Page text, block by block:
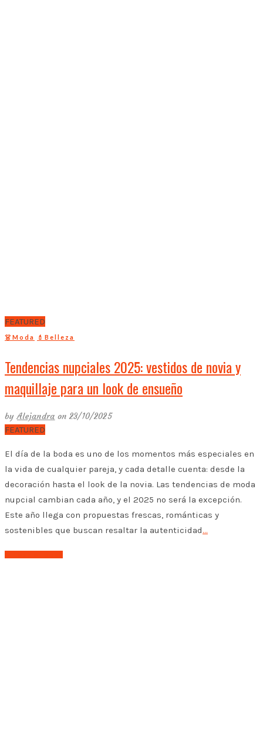
FEATURED
👗Moda 💄Belleza
Tendencias nupciales 2025: vestidos de novia y
maquillaje para un look de ensueño
byAlejandra on 23/10/2025
FEATURED
El día de la boda es uno de los momentos más especiales en
la vida de cualquier pareja, y cada detalle cuenta: desde la
decoración hasta el look de la novia. Las tendencias de moda
nupcial cambian cada año, y el 2025 no será la excepción.
Este año llega con propuestas frescas, románticas y
sostenibles que buscan resaltar la autenticidad…